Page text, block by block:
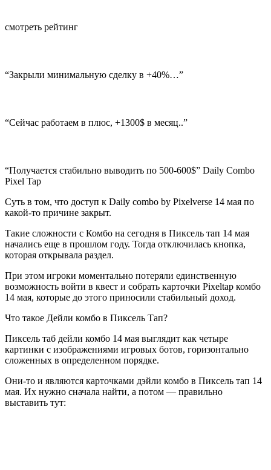
смотреть рейтинг
“Закрыли минимальную сделку в +40%…”
“Сейчас работаем в плюс, +1300$ в месяц..”
“Получается стабильно выводить по 500-600$” Daily Combo
Pixel Tap
Суть в том, что доступ к Daily combo by Pixelverse 14 мая по
какой-то причине закрыт.
Такие сложности с Комбо на сегодня в Пиксель тап 14 мая
начались еще в прошлом году. Тогда отключилась кнопка,
которая открывала раздел.
При этом игроки моментально потеряли единственную
возможность войти в квест и собрать карточки Pixeltap комбо
14 мая, которые до этого приносили стабильный доход.
Что такое Дейли комбо в Пиксель Тап?
Пиксель таб дейли комбо 14 мая выглядит как четыре
картинки с изображениями игровых ботов, горизонтально
сложенных в определенном порядке.
Они-то и являются карточками дэйли комбо в Пиксель тап 14
мая. Их нужно сначала найти, а потом — правильно
выставить тут: